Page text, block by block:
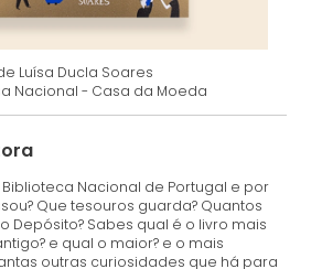
Luísa Ducla Soares
Nacional - Casa da Moeda
Nacional de Portugal e por
Que tesouros guarda? Quantos
Depósito? Sabes qual é o livro mais
e qual o maior? e o mais
outras curiosidades que há para